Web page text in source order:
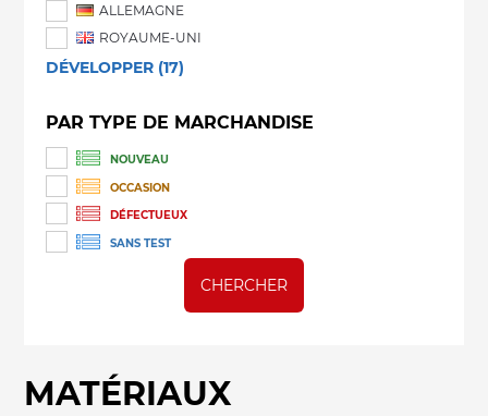
ALLEMAGNE
ROYAUME-UNI
DÉVELOPPER (17)
PAR TYPE DE MARCHANDISE
NOUVEAU
OCCASION
DÉFECTUEUX
SANS TEST
CHERCHER
MATÉRIAUX